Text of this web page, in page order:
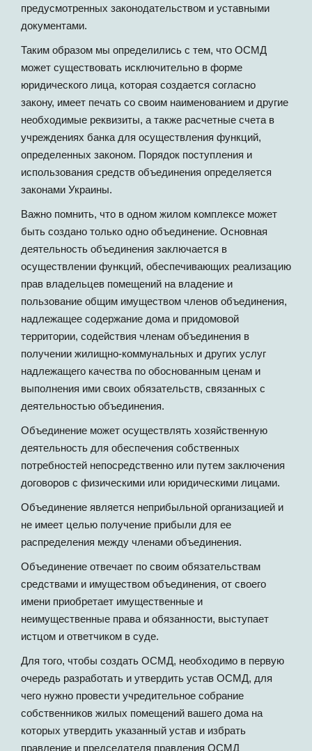
предусмотренных законодательством и уставными
документами.
Таким образом мы определились с тем, что ОСМД
может существовать исключительно в форме
юридического лица, которая создается согласно
закону, имеет печать со своим наименованием и другие
необходимые реквизиты, а также расчетные счета в
учреждениях банка для осуществления функций,
определенных законом. Порядок поступления и
использования средств объединения определяется
законами Украины.
Важно помнить, что в одном жилом комплексе может
быть создано только одно объединение. Основная
деятельность объединения заключается в
осуществлении функций, обеспечивающих реализацию
прав владельцев помещений на владение и
пользование общим имуществом членов объединения,
надлежащее содержание дома и придомовой
территории, содействия членам объединения в
получении жилищно-коммунальных и других услуг
надлежащего качества по обоснованным ценам и
выполнения ими своих обязательств, связанных с
деятельностью объединения.
Объединение может осуществлять хозяйственную
деятельность для обеспечения собственных
потребностей непосредственно или путем заключения
договоров с физическими или юридическими лицами.
Объединение является неприбыльной организацией и
не имеет целью получение прибыли для ее
распределения между членами объединения.
Объединение отвечает по своим обязательствам
средствами и имуществом объединения, от своего
имени приобретает имущественные и
неимущественные права и обязанности, выступает
истцом и ответчиком в суде.
Для того, чтобы создать ОСМД, необходимо в первую
очередь разработать и утвердить устав ОСМД, для
чего нужно провести учредительное собрание
собственников жилых помещений вашего дома на
которых утвердить указанный устав и избрать
правление и председателя правления ОСМД